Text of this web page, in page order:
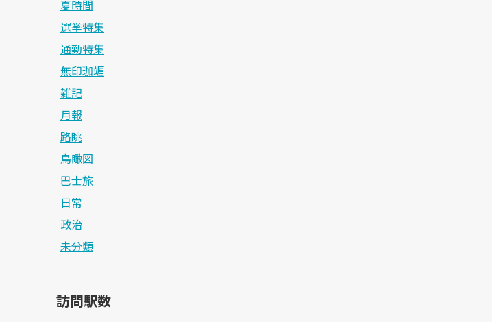
夏時間
選挙特集
通勤特集
無印珈竰
雑記
月報
路眺
鳥瞰図
巴士旅
日常
政治
未分類
訪問駅数